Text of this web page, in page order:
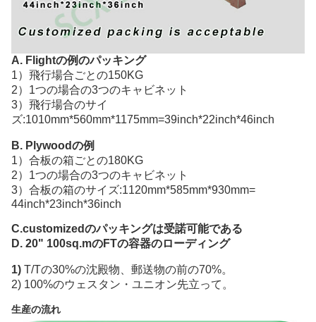
A. Flightの例のパッキング
1）飛行場合ごとの150KG
2）1つの場合の3つのキャビネット
3）飛行場合のサイ
ズ:1010mm*560mm*1175mm=39inch*22inch*46inch
B. Plywoodの例
1）合板の箱ごとの180KG
2）1つの場合の3つのキャビネット
3）合板の箱のサイズ:1120mm*585mm*930mm=
44inch*23inch*36inch
C.customizedのパッキングは受諾可能である
D. 20" 100sq.mのFTの容器のローディング
1) T/Tの30%の沈殿物、郵送物の前の70%。
2) 100%のウェスタン・ユニオン先立って。
生産の流れ